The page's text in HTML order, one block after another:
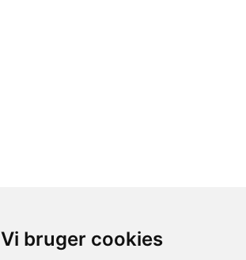
Vi bruger cookies